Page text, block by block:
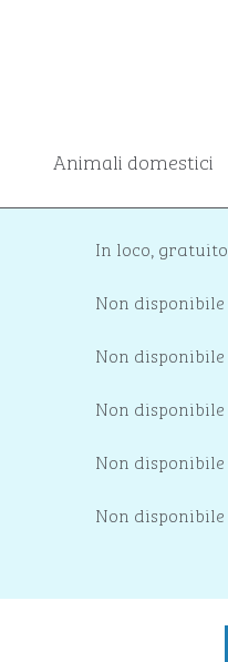
Animali domestici
In loco, gratuito
Non disponibile
Non disponibile
Non disponibile
Non disponibile
Non disponibile